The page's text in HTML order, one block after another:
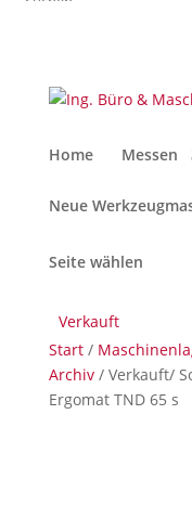
Home Messen
Neue
Seite wählen
Start/
Archiv/ Verkauft/
Ergomat TND 65 s
Verkauft